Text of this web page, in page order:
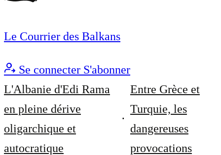
Le Courrier des Balkans
Se connecter S'abonner
L'Albanie d'Edi Rama
en pleine dérive
oligarchique et
autocratique
Entre Grèce et
Turquie, les
dangereuses
provocations